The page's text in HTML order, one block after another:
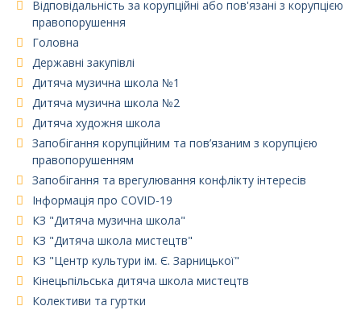
Відповідальність за корупційні або пов'язані з корупцією
правопорушення
Головна
Державні закупівлі
Дитяча музична школа №1
Дитяча музична школа №2
Дитяча художня школа
Запобігання корупційним та пов’язаним з корупцією
правопорушенням
Запобігання та врегулювання конфлікту інтересів
Інформація про COVID-19
КЗ "Дитяча музична школа"
КЗ "Дитяча школа мистецтв"
КЗ "Центр культури ім. Є. Зарницької"
Кінецьпільська дитяча школа мистецтв
Колективи та гуртки